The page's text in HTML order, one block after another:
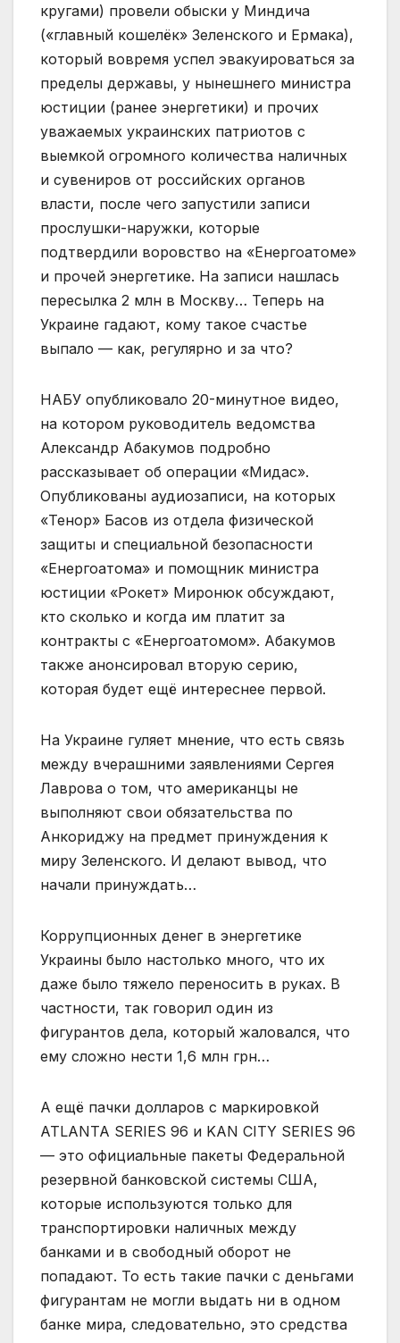
кругами) провели обыски у Миндича
(«главный кошелёк» Зеленского и Ермака),
который вовремя успел эвакуироваться за
пределы державы, у нынешнего министра
юстиции (ранее энергетики) и прочих
уважаемых украинских патриотов с
выемкой огромного количества наличных
и сувениров от российских органов
власти, после чего запустили записи
прослушки-наружки, которые
подтвердили воровство на «Енергоатоме»
и прочей энергетике. На записи нашлась
пересылка 2 млн в Москву… Теперь на
Украине гадают, кому такое счастье
выпало — как, регулярно и за что?
НАБУ опубликовало 20-минутное видео,
на котором руководитель ведомства
Александр Абакумов подробно
рассказывает об операции «Мидас».
Опубликованы аудиозаписи, на которых
«Тенор» Басов из отдела физической
защиты и специальной безопасности
«Енергоатома» и помощник министра
юстиции «Рокет» Миронюк обсуждают,
кто сколько и когда им платит за
контракты с «Енергоатомом». Абакумов
также анонсировал вторую серию,
которая будет ещё интереснее первой.
На Украине гуляет мнение, что есть связь
между вчерашними заявлениями Сергея
Лаврова о том, что американцы не
выполняют свои обязательства по
Анкориджу на предмет принуждения к
миру Зеленского. И делают вывод, что
начали принуждать…
Коррупционных денег в энергетике
Украины было настолько много, что их
даже было тяжело переносить в руках. В
частности, так говорил один из
фигурантов дела, который жаловался, что
ему сложно нести 1,6 млн грн…
А ещё пачки долларов с маркировкой
ATLANTA SERIES 96 и KAN CITY SERIES 96
— это официальные пакеты Федеральной
резервной банковской системы США,
которые используются только для
транспортировки наличных между
банками и в свободный оборот не
попадают. То есть такие пачки с деньгами
фигурантам не могли выдать ни в одном
банке мира, следовательно, это средства